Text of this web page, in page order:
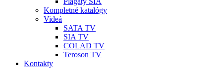
Kompletné katalógy
Videá
SATA TV
SIA TV
COLAD TV
Teroson TV
Kontakty